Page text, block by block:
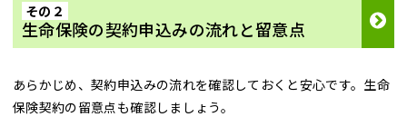
その２
生命保険の契約申込みの流れと留意点
あらかじめ、契約申込みの流れを確認しておくと安心です。生命
保険契約の留意点も確認しましょう。